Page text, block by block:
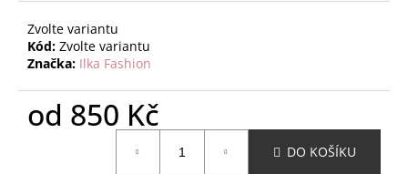
Zvolte variantu
Kód: Zvolte variantu
Značka: Ilka Fashion
od 850 Kč
DO KOŠÍKU